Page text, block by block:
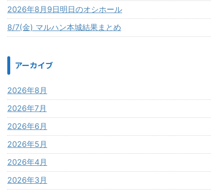
2026年8月9日明日のオシホール
8/7(金) マルハン本城結果まとめ
アーカイブ
2026年8月
2026年7月
2026年6月
2026年5月
2026年4月
2026年3月